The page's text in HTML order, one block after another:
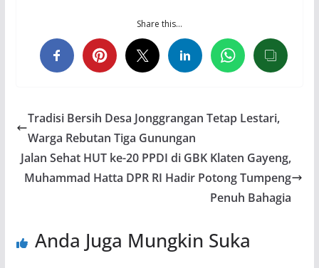
Share this…
Tradisi Bersih Desa Jonggrangan Tetap Lestari,
Warga Rebutan Tiga Gunungan
Jalan Sehat HUT ke-20 PPDI di GBK Klaten Gayeng,
Muhammad Hatta DPR RI Hadir Potong Tumpeng
Penuh Bahagia
Anda Juga Mungkin Suka